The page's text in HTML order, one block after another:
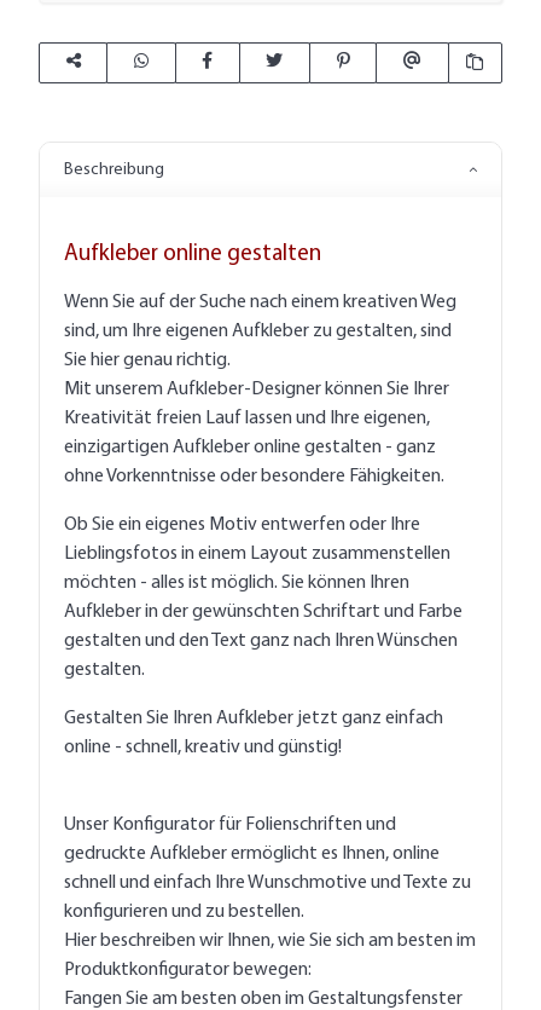
Beschreibung
Aufkleber online gestalten
Wenn Sie auf der Suche nach einem kreativen Weg
sind, um Ihre eigenen Aufkleber zu gestalten, sind
Sie hier genau richtig.
Mit unserem Aufkleber-Designer können Sie Ihrer
Kreativität freien Lauf lassen und Ihre eigenen,
einzigartigen Aufkleber online gestalten - ganz
ohne Vorkenntnisse oder besondere Fähigkeiten.
Ob Sie ein eigenes Motiv entwerfen oder Ihre
Lieblingsfotos in einem Layout zusammenstellen
möchten - alles ist möglich. Sie können Ihren
Aufkleber in der gewünschten Schriftart und Farbe
gestalten und den Text ganz nach Ihren Wünschen
gestalten.
Gestalten Sie Ihren Aufkleber jetzt ganz einfach
online - schnell, kreativ und günstig!
Unser Konfigurator für Folienschriften und
gedruckte Aufkleber ermöglicht es Ihnen, online
schnell und einfach Ihre Wunschmotive und Texte zu
konfigurieren und zu bestellen.
Hier beschreiben wir Ihnen, wie Sie sich am besten im
Produktkonfigurator bewegen:
Fangen Sie am besten oben im Gestaltungsfenster